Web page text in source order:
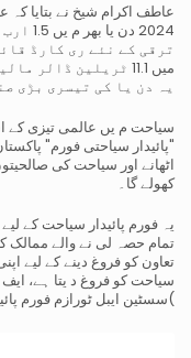
عاطف اکرام شیخ نے بتایا
2024 دن یا بھر م یں 1.5 ارب سے زائد
میں 11.1
ٹریلین ڈالر
یہ دن یا کی تیسری بڑی
"پائیدار سیاحتی فورم"
اٹھانے اور سیاحت کی
کھولے گا۔
یہ فورم پائیدار سیاحت کے
تمام حصہ لی نے والے ممالک
تعاون کو فروغ دینے کے لیے
)سسٹین ایبل ٹورازم فورم